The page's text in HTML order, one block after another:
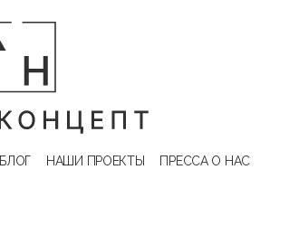
БЛОГ НАШИ ПРОЕКТЫ ПРЕССА О НАС